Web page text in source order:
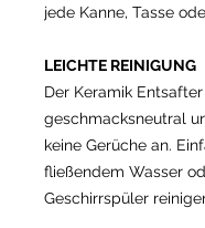
jede Kanne, Tasse
LEICHTE REINIGUNG
Der Keramik
geschmacksneutral
keine Gerüche an.
fließendem Wasser
Geschirrspüler